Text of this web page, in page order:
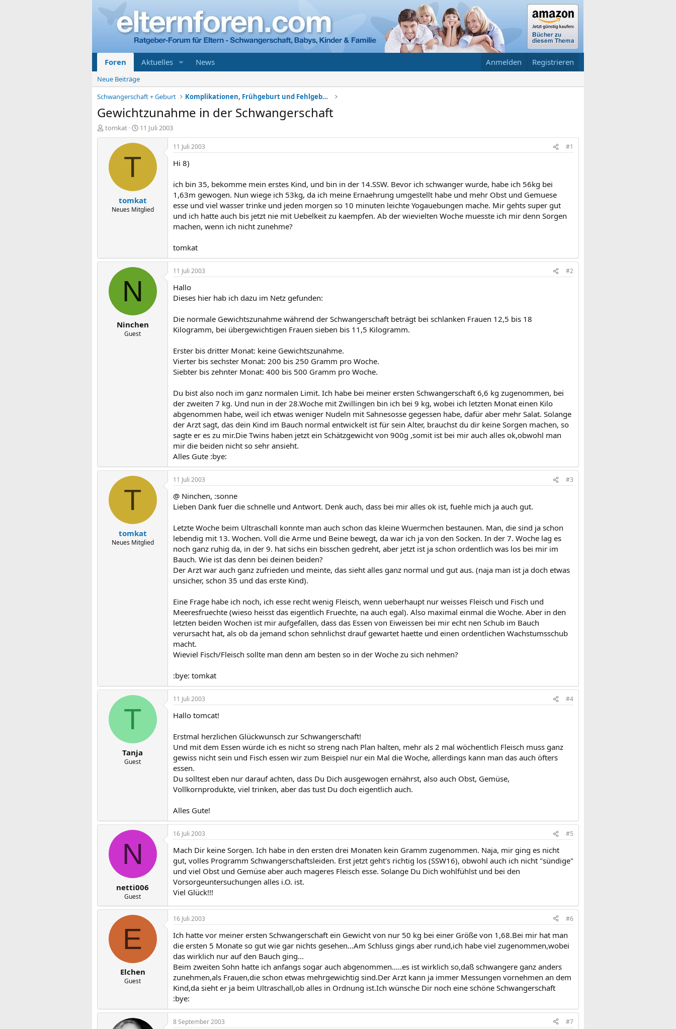
Foren Aktuelles News Anmelden Registrieren
Neue Beiträge
Schwangerschaft + Geburt
Komplikationen, Frühgeburt und Fehlgeburt
Gewichtzunahme in der Schwangerschaft
E
r
tomkat
E
r
s
t
a
m
11 Juli 2003
T
tomkat
Neues Mitglied
11 Juli 2003 #1
Hi 8)
ich bin 35, bekomme mein erstes Kind, und bin in der 14.SSW. Bevor ich schwanger wurde, habe ich 56kg bei
1,63m gewogen. Nun wiege ich 53kg, da ich meine Ernaehrung umgestellt habe und mehr Obst und Gemuese
esse und viel wasser trinke und jeden morgen so 10 minuten leichte Yogauebungen mache. Mir gehts super gut
und ich hatte auch bis jetzt nie mit Uebelkeit zu kaempfen. Ab der wievielten Woche muesste ich mir denn Sorgen
machen, wenn ich nicht zunehme?
tomkat
N
Ninchen
Guest
11 Juli 2003 #2
Hallo
Dieses hier hab ich dazu im Netz gefunden:
Die normale Gewichtszunahme während der Schwangerschaft beträgt bei schlanken Frauen 12,5 bis 18
Kilogramm, bei übergewichtigen Frauen sieben bis 11,5 Kilogramm.
Erster bis dritter Monat: keine Gewichtszunahme.
Vierter bis sechster Monat: 200 bis 250 Gramm pro Woche.
Siebter bis zehnter Monat: 400 bis 500 Gramm pro Woche.
Du bist also noch im ganz normalen Limit. Ich habe bei meiner ersten Schwangerschaft 6,6 kg zugenommen, bei
der zweiten 7 kg. Und nun in der 28.Woche mit Zwillingen bin ich bei 9 kg, wobei ich letzten Monat einen Kilo
abgenommen habe, weil ich etwas weniger Nudeln mit Sahnesosse gegessen habe, dafür aber mehr Salat. Solange
der Arzt sagt, das dein Kind im Bauch normal entwickelt ist für sein Alter, brauchst du dir keine Sorgen machen, so
sagte er es zu mir.Die Twins haben jetzt ein Schätzgewicht von 900g ,somit ist bei mir auch alles ok,obwohl man
mir die beiden nicht so sehr ansieht.
Alles Gute :bye:
T
tomkat
Neues Mitglied
11 Juli 2003 #3
@ Ninchen, :sonne
Lieben Dank fuer die schnelle und Antwort. Denk auch, dass bei mir alles ok ist, fuehle mich ja auch gut.
Letzte Woche beim Ultraschall konnte man auch schon das kleine Wuermchen bestaunen. Man, die sind ja schon
lebendig mit 13. Wochen. Voll die Arme und Beine bewegt, da war ich ja von den Socken. In der 7. Woche lag es
noch ganz ruhig da, in der 9. hat sichs ein bisschen gedreht, aber jetzt ist ja schon ordentlich was los bei mir im
Bauch. Wie ist das denn bei deinen beiden?
Der Arzt war auch ganz zufrieden und meinte, das sieht alles ganz normal und gut aus. (naja man ist ja doch etwas
unsicher, schon 35 und das erste Kind).
Eine Frage habe ich noch, ich esse recht wenig Fleisch, wenn ueberhaupt nur weisses Fleisch und Fisch und
Meeresfruechte (wieso heisst das eigentlich Fruechte, na auch egal). Also maximal einmal die Woche. Aber in den
letzten beiden Wochen ist mir aufgefallen, dass das Essen von Eiweissen bei mir echt nen Schub im Bauch
verursacht hat, als ob da jemand schon sehnlichst drauf gewartet haette und einen ordentlichen Wachstumsschub
macht.
Wieviel Fisch/Fleisch sollte man denn am besten so in der Woche zu sich nehmen?
:bye: tomkat
T
Tanja
Guest
11 Juli 2003 #4
Hallo tomcat!
Erstmal herzlichen Glückwunsch zur Schwangerschaft!
Und mit dem Essen würde ich es nicht so streng nach Plan halten, mehr als 2 mal wöchentlich Fleisch muss ganz
gewiss nicht sein und Fisch essen wir zum Beispiel nur ein Mal die Woche, allerdings kann man das auch öfters
essen.
Du solltest eben nur darauf achten, dass Du Dich ausgewogen ernährst, also auch Obst, Gemüse,
Vollkornprodukte, viel trinken, aber das tust Du doch eigentlich auch.
Alles Gute!
N
netti006
Guest
16 Juli 2003 #5
Mach Dir keine Sorgen. Ich habe in den ersten drei Monaten kein Gramm zugenommen. Naja, mir ging es nicht
gut, volles Programm Schwangerschaftsleiden. Erst jetzt geht's richtig los (SSW16), obwohl auch ich nicht "sündige"
und viel Obst und Gemüse aber auch mageres Fleisch esse. Solange Du Dich wohlfühlst und bei den
Vorsorgeuntersuchungen alles i.O. ist.
Viel Glück!!!
E
Elchen
Guest
16 Juli 2003 #6
Ich hatte vor meiner ersten Schwangerschaft ein Gewicht von nur 50 kg bei einer Größe von 1,68.Bei mir hat man
die ersten 5 Monate so gut wie gar nichts gesehen...Am Schluss gings aber rund,ich habe viel zugenommen,wobei
das wirklich nur auf den Bauch ging...
Beim zweiten Sohn hatte ich anfangs sogar auch abgenommen.....es ist wirklich so,daß schwangere ganz anders
zunehmen,als Frauen,die schon etwas mehrgewichtig sind.Der Arzt kann ja immer Messungen vornehmen an dem
Kind,da sieht er ja beim Ultraschall,ob alles in Ordnung ist.Ich wünsche Dir noch eine schöne Schwangerschaft
:bye:
8 September 2003 #7